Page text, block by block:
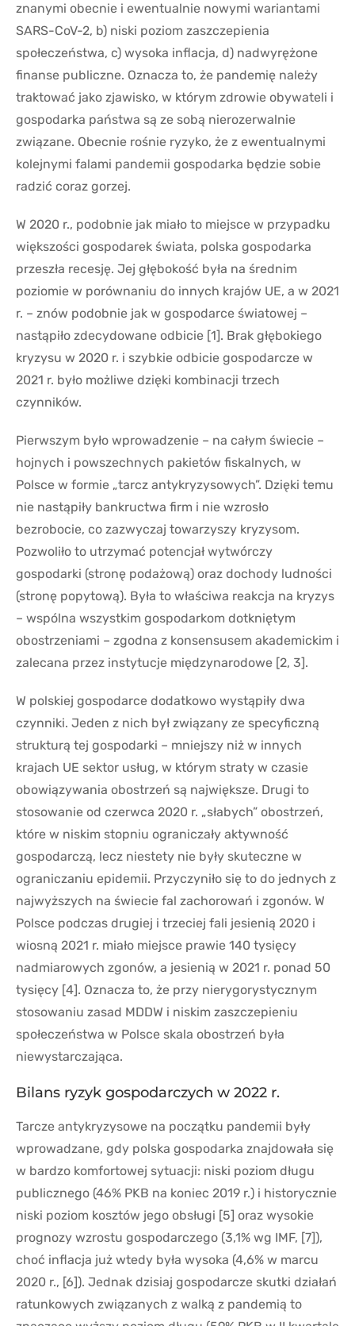
znanymi obecnie i ewentualnie nowymi wariantami
SARS-CoV-2, b) niski poziom zaszczepienia
społeczeństwa, c) wysoka inflacja, d) nadwyrężone
finanse publiczne. Oznacza to, że pandemię należy
traktować jako zjawisko, w którym zdrowie obywateli i
gospodarka państwa są ze sobą nierozerwalnie
związane. Obecnie rośnie ryzyko, że z ewentualnymi
kolejnymi falami pandemii gospodarka będzie sobie
radzić coraz gorzej.
W 2020 r., podobnie jak miało to miejsce w przypadku
większości gospodarek świata, polska gospodarka
przeszła recesję. Jej głębokość była na średnim
poziomie w porównaniu do innych krajów UE, a w 2021
r. – znów podobnie jak w gospodarce światowej –
nastąpiło zdecydowane odbicie [1]. Brak głębokiego
kryzysu w 2020 r. i szybkie odbicie gospodarcze w
2021 r. było możliwe dzięki kombinacji trzech
czynników.
Pierwszym było wprowadzenie – na całym świecie –
hojnych i powszechnych pakietów fiskalnych, w
Polsce w formie „tarcz antykryzysowych”. Dzięki temu
nie nastąpiły bankructwa firm i nie wzrosło
bezrobocie, co zazwyczaj towarzyszy kryzysom.
Pozwoliło to utrzymać potencjał wytwórczy
gospodarki (stronę podażową) oraz dochody ludności
(stronę popytową). Była to właściwa reakcja na kryzys
– wspólna wszystkim gospodarkom dotkniętym
obostrzeniami – zgodna z konsensusem akademickim i
zalecana przez instytucje międzynarodowe [2, 3].
W polskiej gospodarce dodatkowo wystąpiły dwa
czynniki. Jeden z nich był związany ze specyficzną
strukturą tej gospodarki – mniejszy niż w innych
krajach UE sektor usług, w którym straty w czasie
obowiązywania obostrzeń są największe. Drugi to
stosowanie od czerwca 2020 r. „słabych” obostrzeń,
które w niskim stopniu ograniczały aktywność
gospodarczą, lecz niestety nie były skuteczne w
ograniczaniu epidemii. Przyczyniło się to do jednych z
najwyższych na świecie fal zachorowań i zgonów. W
Polsce podczas drugiej i trzeciej fali jesienią 2020 i
wiosną 2021 r. miało miejsce prawie 140 tysięcy
nadmiarowych zgonów, a jesienią w 2021 r. ponad 50
tysięcy [4]. Oznacza to, że przy nierygorystycznym
stosowaniu zasad MDDW i niskim zaszczepieniu
społeczeństwa w Polsce skala obostrzeń była
niewystarczająca.
Bilans ryzyk gospodarczych w 2022 r.
Tarcze antykryzysowe na początku pandemii były
wprowadzane, gdy polska gospodarka znajdowała się
w bardzo komfortowej sytuacji: niski poziom długu
publicznego (46% PKB na koniec 2019 r.) i historycznie
niski poziom kosztów jego obsługi [5] oraz wysokie
prognozy wzrostu gospodarczego (3,1% wg IMF, [7]),
choć inflacja już wtedy była wysoka (4,6% w marcu
2020 r., [6]). Jednak dzisiaj gospodarcze skutki działań
ratunkowych związanych z walką z pandemią to